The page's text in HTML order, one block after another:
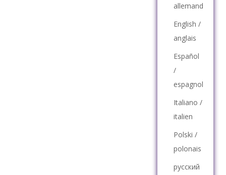
allemand
English /
anglais
Español
/
espagnol
Italiano /
italien
Polski /
polonais
русский